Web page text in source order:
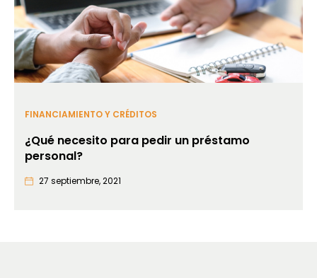
FINANCIAMIENTO Y CRÉDITOS
¿Qué necesito para pedir un préstamo
personal?
27 septiembre, 2021